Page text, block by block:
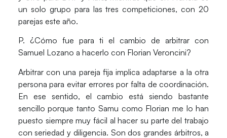
un solo grupo para las tres competiciones, con 20
parejas este año.
P. ¿Cómo fue para ti el cambio de arbitrar con
Samuel Lozano a hacerlo con Florian Veroncini?
Arbitrar con una pareja fija implica adaptarse a la otra
persona para evitar errores por falta de coordinación.
En ese sentido, el cambio está siendo bastante
sencillo porque tanto Samu como Florian me lo han
puesto siempre muy fácil al hacer su parte del trabajo
con seriedad y diligencia. Son dos grandes árbitros, a